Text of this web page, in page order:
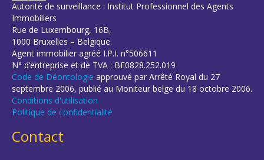
Autorité de surveillance : Institut Professionnel des Agents
Immobiliers
Rue de Luxembourg, 16B,
1000 Bruxelles – Belgique.
Agent immobilier agréé I.P.I. n°506611
N° d’entreprise et de TVA : BE0828.252.019
Code de Déontologie approuvé par Arrêté Royal du 27
septembre 2006, publié au Moniteur belge du 18 octobre 2006.
Conditions d'utilisation
Politique de confidentialité
Contact